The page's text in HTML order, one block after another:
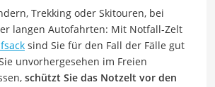
Trekking oder Skitouren, bei
langen Autofahrten: Mit Notfall-Zelt
sind Sie für den Fall der Fälle gut
unvorhergesehen im Freien
schützt Sie das Notzelt vor den